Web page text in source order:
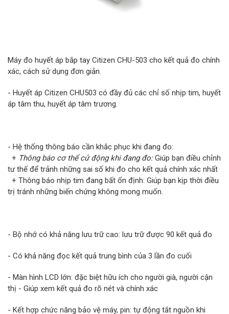
Máy đo huyết áp bắp tay Citizen CHU-503 cho kết quả đo chính
xác, cách sử dụng đơn giản.
- Huyết áp Citizen CHU503 có đầy đủ các chỉ số nhịp tim, huyết
áp tâm thu, huyết áp tâm trương.
- Hệ thống thông báo cần khắc phục khi đang đo:
+ Thông báo cơ thể cử động khi đang đo:Giúp bạn điều chỉnh
tư thế để trảnh những sai số khi đo cho kết quả chính xác nhất
+ Thông báo nhịp tim đang bất ổn định: Giúp bạn kịp thời điều
trị tránh những biến chứng không mong muốn.
- Bộ nhớ có khả năng lưu trữ cao: lưu trữ được 90 kết quả đo
- Có khả năng đọc kết quả trung bình của 3 lần đo cuối
- Màn hình LCD lớn: đặc biệt hữu ích cho người già, người cận
thị - Giúp xem kết quả đo rõ nét và chính xác
- Kết hợp chức năng bảo vệ máy, pin: tự động tắt nguồn khi